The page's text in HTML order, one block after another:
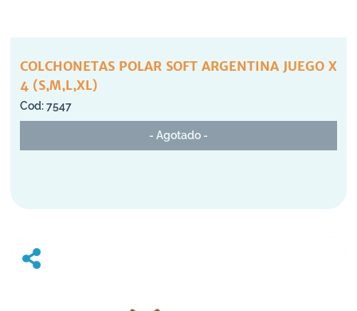
COLCHONETAS POLAR SOFT ARGENTINA JUEGO X
4 (S,M,L,XL)
7547
- Agotado -